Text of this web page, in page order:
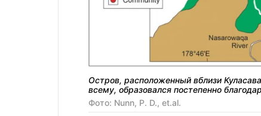
Остров, расположенный вблизи
всему, образовался постепенно
Фото: Nunn, P. D., et.al.